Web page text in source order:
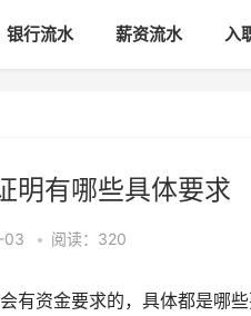
银行流水 薪资流水 入
明有哪些具体要求
03 • 阅读：320
资金要求的，具体都是哪些